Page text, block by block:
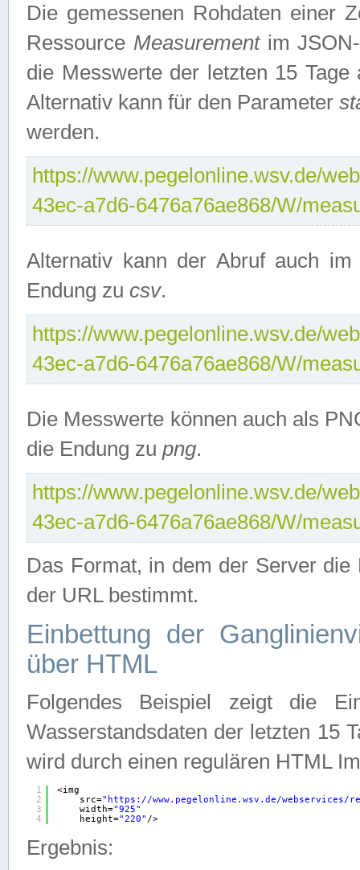
Die gemessenen Rohdaten einer
Ressource Measurementim JSON-
die Messwerte der letzten 15
Alternativ kann für den Parameter
werden.
https://www.pegelonline.wsv.de/
43ec-a7d6-6476a76ae868/W/
Alternativ kann der Abruf auch
Endung zu csv.
https://www.pegelonline.wsv.de/
43ec-a7d6-6476a76ae868/W/
Die Messwerte können auch als
die Endung zu png.
https://www.pegelonline.wsv.de/
43ec-a7d6-6476a76ae868/W/
Das Format, in dem der Server
der URL bestimmt.
Einbettung der
über HTML
Folgendes Beispiel zeigt die
Wasserstandsdaten der letzten 15
wird durch einen regulären HTML
1
2
3
4
<img
src=" https://www.pegelonline.wsv.de/webservices/
width="925"
height="220" />
Ergebnis: